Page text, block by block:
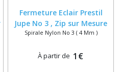
Fermeture Eclair Prestil
Jupe No 3 , Zip sur Mesure
maxi 15 cm , Bleu Ecru
Rouge Noir
Spirale Nylon No 3 ( 4 Mm )
À partir de 1 €